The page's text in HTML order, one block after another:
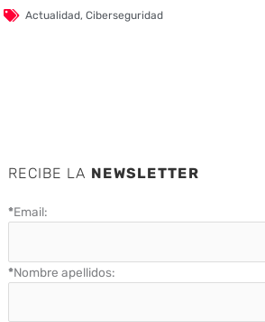
Actualidad,Ciberseguridad
RECIBE LA NEWSLETTER
*Email:
*Nombre apellidos: